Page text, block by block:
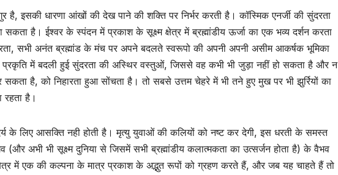
है, इसकी धारणा आंखों की देख पाने की शक्ति पर निर्भर करती है। कॉस्मिक एनर्जी की सुंदरता
है। ईश्वर के स्पंदन में प्रकाश के सूक्ष्म क्षेत्र में ब्रह्मांडीय ऊर्जा का एक भव्य दर्शन करता
सभी अनंत ब्रह्मांड के मंच पर अपने बदलते स्वरूपो की अपनी अपनी असीम आकर्षक भूमिका
प्रकृति में बदली हुई सुंदरता की अस्थिर वस्तुओं, जिससे वह कभी भी जुड़ा नहीं हो सकता है और न
सकता है, को निहारता हुआ सोंचता है। तो सबसे उत्तम चेहरे में भी तने हुए मुख पर भी झुर्रियों का
है।
के लिए आसक्ति नही होती है। मृत्यु युवाओं की कलियों को नष्ट कर देगी, इस धरती के समस्त
(और अभी भी सूक्ष्म दुनिया से जिसमें सभी ब्रह्मांडीय कलात्मकता का उत्सर्जन होता है) के वैभव
में एक की कल्पना के मात्र प्रकाश के अद्भुत रूपों को ग्रहण करते हैं, और जब यह चाहते हैं तो